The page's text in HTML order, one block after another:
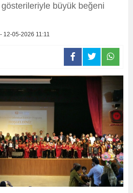
büyük beğeni
- 12-05-2026 11:11